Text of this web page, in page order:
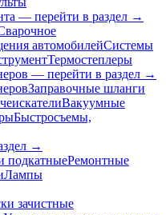
— перейти в раздел →
автомобилейСистемы
Термостеплеры
— перейти в раздел →
Заправочные шланги
Вакуумные
Быстросъемы,
→
подкатныеРемонтные
Лампы
зачистные